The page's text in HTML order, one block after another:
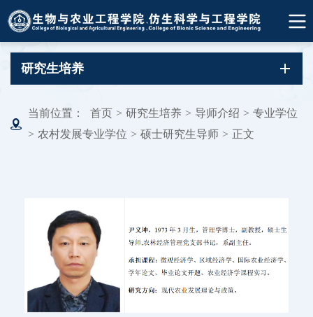
研究生培养
当前位置： 首页 > 研究生培养 > 导师介绍 > 专业学位
> 农村发展专业学位 > 硕士研究生导师 > 正文